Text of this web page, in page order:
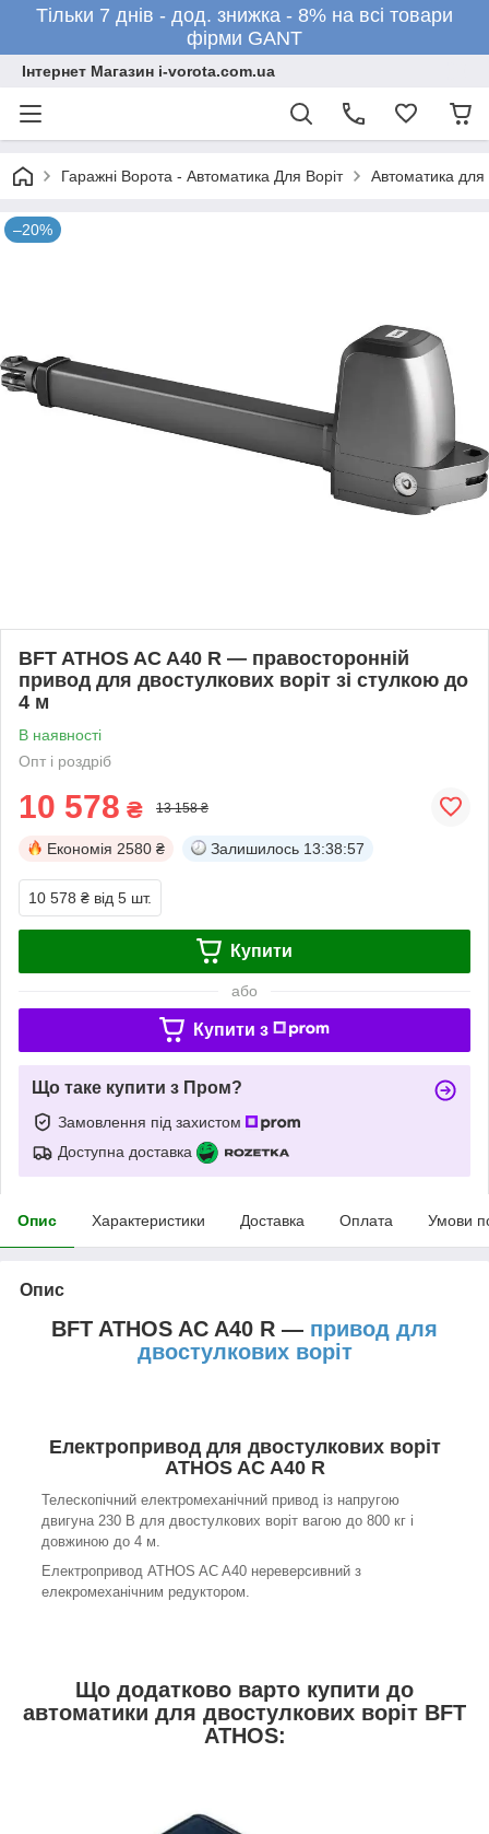
Тільки 7 днів - дод. знижка - 8% на всі товари
фірми GANT
Інтернет Магазин i-vorota.com.ua
Гаражні Ворота - Автоматика Для Воріт Автоматика для
–20%
BFT ATHOS AC A40 R — правосторонній
привод для двостулкових воріт зі стулкою до
4 м
В наявності
Опт і роздріб
10 578 ₴ 13 158 ₴
Економія 2580 ₴ Залишилось 13:38:57
10 578 ₴ від 5 шт.
Купити
або
Купити з
Що таке купити з Пром?
Замовлення під захистом
Доступна доставка
Опис Характеристики Доставка Оплата Умови
Опис
BFT ATHOS AC A40 R — привод для
двостулкових воріт
Електропривод для двостулкових воріт
ATHOS AC A40 R
Телескопічний електромеханічний привод із напругою
двигуна 230 В для двостулкових воріт вагою до 800 кг і
довжиною до 4 м.
Електропривод ATHOS AC A40 нереверсивний з
елекромеханічним редуктором.
Що додатково варто купити до
автоматики для двостулкових воріт BFT
ATHOS: